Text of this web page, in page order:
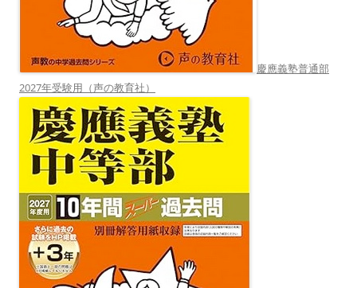
慶應義塾普通部
2027年受験用（声の教育社）